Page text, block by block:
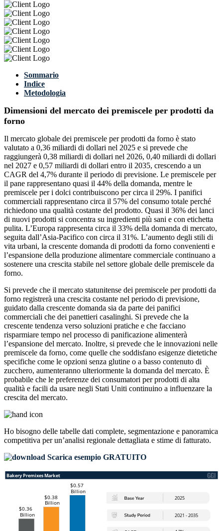
Sommario
Indice
Metodologia
Dimensioni del mercato dei premiscele per prodotti da
forno
Il mercato globale dei premiscele per prodotti da forno è stato
valutato a 0,36 miliardi di dollari nel 2025 e si prevede che
raggiungerà 0,38 miliardi di dollari nel 2026, 0,40 miliardi di dollari
nel 2027 e 0,57 miliardi di dollari entro il 2035, crescendo a un
CAGR del 4,7% durante il periodo di previsione. Le premiscele per
il pane rappresentano quasi il 44% della domanda, mentre le
premiscele per i dolci contribuiscono per circa il 29%. I panifici
commerciali rappresentano circa il 57% del consumo totale perché
richiedono una qualità costante del prodotto. Quasi il 36% dei lanci
di nuovi prodotti si concentra su ingredienti più sani e con etichetta
pulita. L’Europa rappresenta circa il 33% della domanda di mercato,
seguita dall’Asia-Pacifico con circa il 31%. L’aumento degli stili di
vita urbani, la crescente domanda di prodotti da forno convenienti e
l’espansione della produzione alimentare commerciale continuano a
sostenere una crescita stabile nel settore globale delle premiscele da
forno.
Si prevede che il mercato statunitense dei premiscele per prodotti da
forno registrerà una crescita costante nel periodo di previsione,
guidato dalla crescente domanda sia da parte dei panifici
commerciali che dei panettieri casalinghi. Si prevede che la
crescente tendenza verso soluzioni pratiche e che facciano
risparmiare tempo nel processo di panificazione alimenterà
l’espansione del mercato. Inoltre, si prevede che le innovazioni nelle
premiscele da forno, come quelle che soddisfano esigenze dietetiche
specifiche come le opzioni senza glutine o a basso contenuto di
zucchero, aumenteranno ulteriormente la domanda del mercato. È
probabile che le preferenze dei consumatori per prodotti di alta
qualità e facili da usare negli Stati Uniti continuino a influenzare la
crescita del mercato.
Ho bisogno delle tabelle dati complete, segmentazione e panoramica
competitiva per un’analisi regionale dettagliata e stime di fatturato.
Scarica esempio GRATUITO